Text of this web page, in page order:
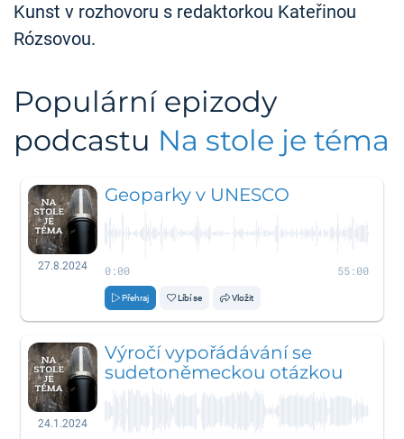
Kunst v rozhovoru s redaktorkou Kateřinou
Rózsovou.
Populární epizody
podcastu Na stole je téma
27.8.2024
Geoparky v UNESCO
0:00 55:00
Přehraj Líbí se Vložit
24.1.2024
Výročí vypořádávání se
sudetoněmeckou otázkou